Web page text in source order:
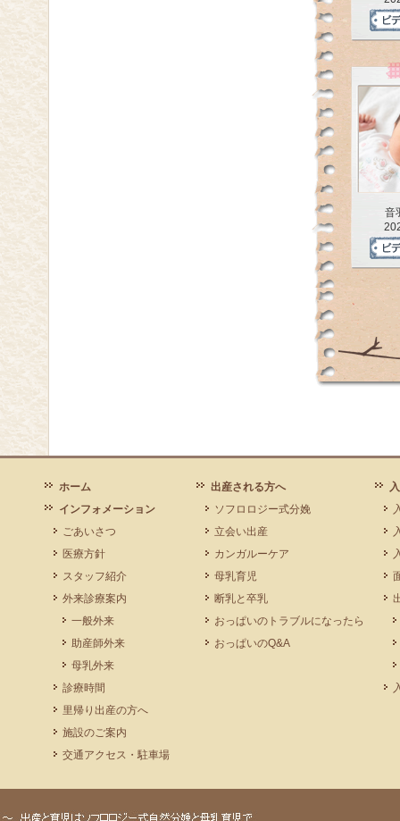
音
ホーム
インフォメーション
ごあいさつ
医療方針
スタッフ紹介
外来診療案内
一般外来
助産師外来
母乳外来
診療時間
里帰り出産の方へ
施設のご案内
交通アクセス・駐車場
出産される方へ
ソフロロジー式分娩
立会い出産
カンガルーケア
母乳育児
断乳と卒乳
おっぱいのトラブルになったら
おっぱいのQ&A